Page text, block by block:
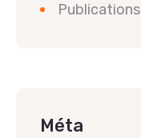
Publications
Méta